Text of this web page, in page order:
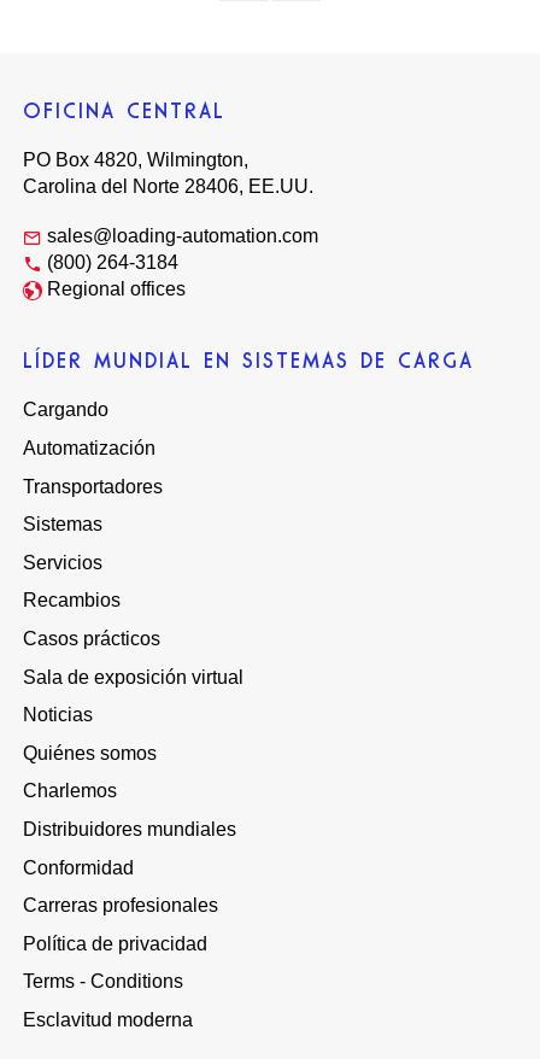
OFICINA CENTRAL
PO Box 4820, Wilmington,
Carolina del Norte 28406, EE.UU.
sales@loading-automation.com
(800) 264-3184
Regional offices
LÍDER MUNDIAL EN SISTEMAS DE CARGA
Cargando
Automatización
Transportadores
Sistemas
Servicios
Recambios
Casos prácticos
Sala de exposición virtual
Noticias
Quiénes somos
Charlemos
Distribuidores mundiales
Conformidad
Carreras profesionales
Política de privacidad
Terms - Conditions
Esclavitud moderna